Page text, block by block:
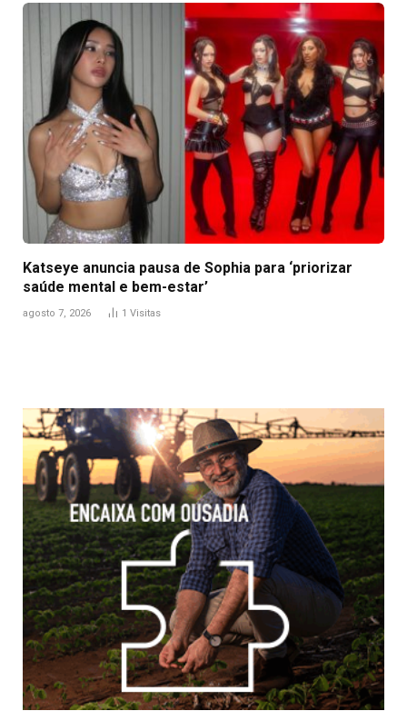
Katseye anuncia pausa de Sophia para ‘priorizar
saúde mental e bem-estar’
agosto 7, 2026 1 Visitas